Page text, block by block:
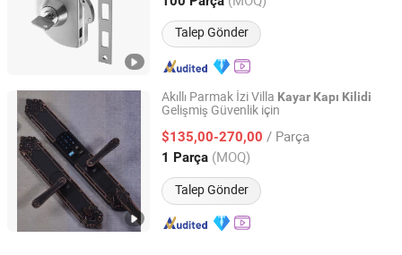
Talep Gönder
Akıllı Parmak İzi Villa Kayar Kapı Kilidi
Gelişmiş Güvenlik için
$135,00-270,00 / Parça
1 Parça (MOQ)
Talep Gönder
Zhongshan Fuxianglai Hardware Technology Co.,Ltd.
Guangdong, China Fiyat 2025